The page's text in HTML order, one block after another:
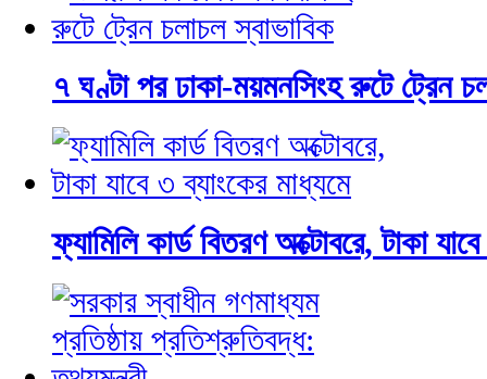
৭ ঘণ্টা পর ঢাকা-ময়মনসিংহ রুটে ট্রেন
ফ্যামিলি কার্ড বিতরণ অক্টোবরে, টাকা